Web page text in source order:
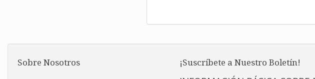
Sobre Nosotros ¡Suscríbete a Nuestro Boletín!